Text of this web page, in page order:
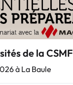
de la CSMF
à La Baule